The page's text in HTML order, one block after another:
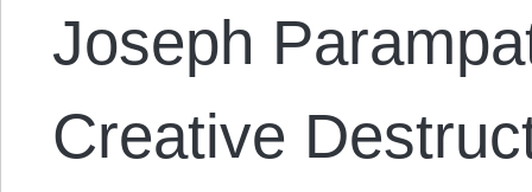
Joseph
Creative